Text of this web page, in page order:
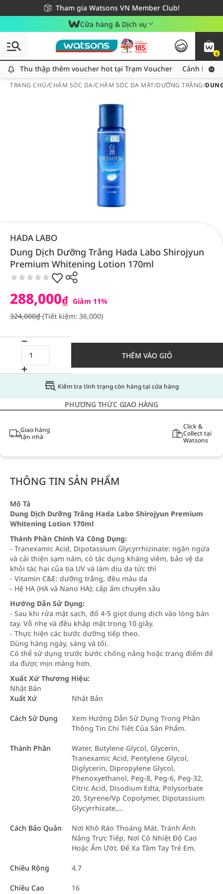
Tham gia Watsons VN Member Club!
Miễn phí giao hàng cho đơn hàng từ 249,000Đ
Giao hàng nhanh 24h - Áp dụng khu vực TP. Hồ Chí Minh
Cửa hàng & Dịch vụ
0
Thu thập thêm voucher hot tại Trạm Voucher
Thu thập thêm voucher hot tại Trạm Voucher Cảnh báo
TRANG CHỦ/CHĂM SÓC DA/CHĂM SÓC DA MẶT/DƯỠNG TRẮNG/
HADA LABO
Dung Dịch Dưỡng Trắng Hada Labo Shirojyun
Premium Whitening Lotion 170ml
288,000₫ Giảm 11%
324,000₫(Tiết kiệm: 36,000)
THÊM VÀO GIỎ
Kiểm tra tình trạng còn hàng tại cửa hàng
PHƯƠNG THỨC GIAO HÀNG
Giao hàng
tận nhà
Click &
Collect tại
Watsons
THÔNG TIN SẢN PHẨM
Mô Tả
Dung Dịch Dưỡng Trắng Hada Labo Shirojyun Premium
Whitening Lotion 170ml
Thành Phần Chính Và Công Dụng:
- Tranexamic Acid, Dipotassium Glycyrrhizinate: ngăn ngừa
và cải thiện sạm nám, có tác dụng kháng viêm, bảo vệ da
khỏi tác hại của tia UV và làm dịu da tức thì
- Vitamin C&E: dưỡng trắng, đều màu da
- Hệ HA (HA và Nano HA): cấp ẩm chuyên sâu
Hướng Dẫn Sử Dụng:
- Sau khi rửa mặt sạch, đổ 4-5 giọt dung dịch vào lòng bàn
tay. Vỗ nhẹ và đều khắp mặt trong 10 giây.
- Thực hiện các bước dưỡng tiếp theo.
Dùng hàng ngày, sáng và tối.
Có thể sử dụng trước bước chống nắng hoặc trang điểm để
da được mịn màng hơn.
Xuất Xứ Thương Hiệu:
Nhật Bản
Xuất Xứ
Nhật Bản
Cách Sử Dụng
Xem Hướng Dẫn Sử Dụng Trong Phần
Thông Tin Chi Tiết Của Sản Phẩm.
Thành Phần
Water, Butylene Glycol, Glycerin,
Tranexamic Acid, Pentylene Glycol,
Diglycerin, Dipropylene Glycol,
Phenoxyethanol, Peg-8, Peg-6, Peg-32,
Citric Acid, Disodium Edta, Polysorbate
20, Styrene/Vp Copolymer, Dipotassium
Glycyrrhizate,…
Cách Bảo Quản
Nơi Khô Ráo Thoáng Mát. Tránh Ánh
Nắng Trực Tiếp, Nơi Có Nhiệt Độ Cao
Hoặc Ẩm Ướt. Để Xa Tầm Tay Trẻ Em.
Chiều Rộng 4.7
Chiều Cao 16